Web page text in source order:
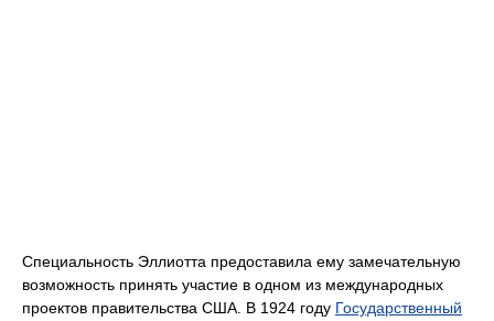
Специальность Эллиотта предоставила ему замечательную
возможность принять участие в одном из международных
проектов правительства США. В 1924 году Государственный